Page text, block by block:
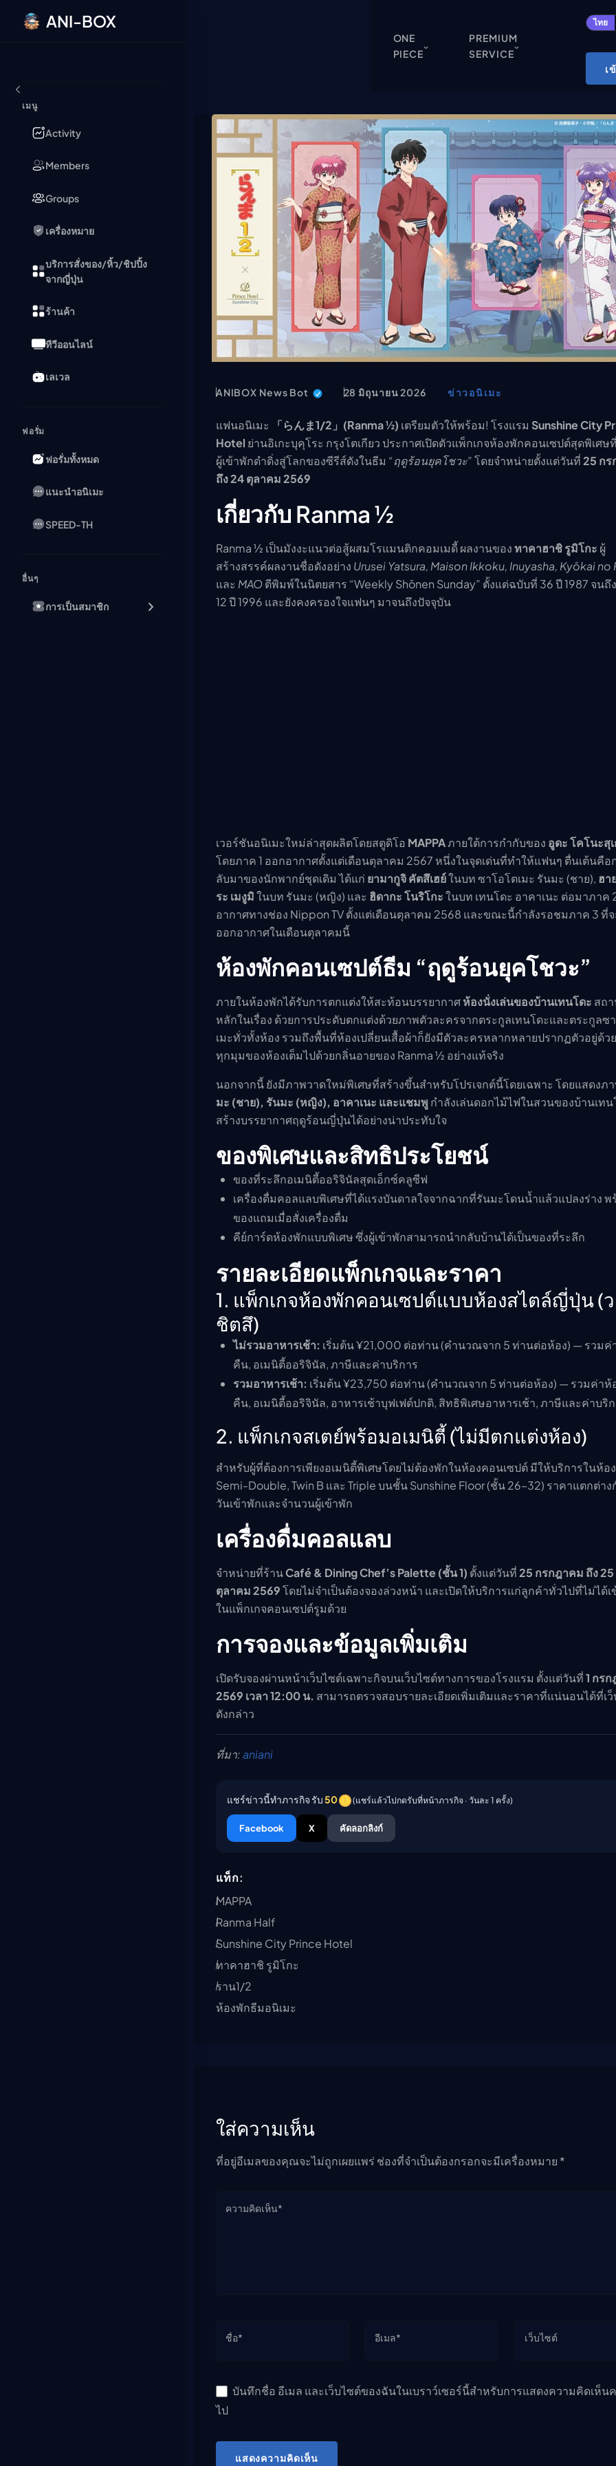
ข้ามไปยังเนื้อหา
ANI-BOX
เมนู
Activity
Members
Groups
เครื่องหมาย
บริการสั่งของ/หิ้ว/ชิปปิ้ง
จากญี่ปุ่น
ร้านค้า
ทีวีออนไลน์
เลเวล
ฟอรั่ม
ฟอรั่มทั้งหมด
แนะนำอนิเมะ
SPEED-TH
อื่นๆ
การเป็นสมาชิก
ONE
PIECE
PREMIUM
SERVICE
ไทย
เ
Cardlist
Collection
Deck Builder
My-Collection
Deck Library
Deck Share
PREMIUM SERVICE
ทีวีออนไลน์
แนะนำรายการทีวี
อนิเมะ
ตารางออกอากาศอนิเมะ
ตารางออกอากาศอนิเมะ
ANIBOX News Bot 28 มิถุนายน 2026 ข่าวอนิเมะ
แฟนอนิเมะ 「らんま1/2」(Ranma ½) เตรียมตัวให้พร้อม! โรงแรม Sunshine City
Hotel ย่านอิเกะบุคุโระ กรุงโตเกียว ประกาศเปิดตัวแพ็กเกจห้องพักคอนเซปต์สุดพิเศษ
ผู้เข้าพักดำดิ่งสู่โลกของซีรีส์ดังในธีม “ฤดูร้อนยุคโชวะ”โดยจำหน่ายตั้งแต่วันที่25 ก
ถึง 24 ตุลาคม 2569
เกี่ยวกับ Ranma ½
Ranma ½ เป็นมังงะแนวต่อสู้ผสมโรแมนติกคอมเมดี้ ผลงานของทาคาฮาชิ รูมิโกะ ผู้
สร้างสรรค์ผลงานชื่อดังอย่าง Urusei Yatsura, Maison Ikkoku, Inuyasha, Kyōkai no
และ MAOตีพิมพ์ในนิตยสาร “Weekly Shōnen Sunday” ตั้งแต่ฉบับที่ 36 ปี 1987 จนถึ
12 ปี 1996 และยังคงครองใจแฟนๆ มาจนถึงปัจจุบัน
เวอร์ชันอนิเมะใหม่ล่าสุดผลิตโดยสตูดิโอ MAPPAภายใต้การกำกับของ อูดะ โคโนะสุ
โดยภาค 1 ออกอากาศตั้งแต่เดือนตุลาคม 2567 หนึ่งในจุดเด่นที่ทำให้แฟนๆ ตื่นเต้นคือ
ลับมาของนักพากย์ชุดเดิม ได้แก่ ยามากูจิ คัตสึเฮย์ในบท ซาโอโตเมะ รันมะ (ชาย), ฮา
ระ เมงูมิในบท รันมะ (หญิง) และ ฮิดากะ โนริโกะในบท เทนโดะ อาคาเนะ ต่อมาภาค
อากาศทางช่อง Nippon TV ตั้งแต่เดือนตุลาคม 2568 และขณะนี้กำลังรอชมภาค 3 ที่จ
ออกอากาศในเดือนตุลาคมนี้
ห้องพักคอนเซปต์ธีม “ฤดูร้อนยุคโชวะ”
ภายในห้องพักได้รับการตกแต่งให้สะท้อนบรรยากาศห้องนั่งเล่นของบ้านเทนโดะ สถ
หลักในเรื่อง ด้วยการประดับตกแต่งด้วยภาพตัวละครจากตระกูลเทนโดะและตระกูลซ
เมะทั่วทั้งห้อง รวมถึงพื้นที่ห้องเปลี่ยนเสื้อผ้าก็ยังมีตัวละครหลากหลายปรากฏตัวอยู่ด้ว
ทุกมุมของห้องเต็มไปด้วยกลิ่นอายของ Ranma ½ อย่างแท้จริง
นอกจากนี้ ยังมีภาพวาดใหม่พิเศษที่สร้างขึ้นสำหรับโปรเจกต์นี้โดยเฉพาะ โดยแสดงภ
มะ (ชาย), รันมะ (หญิง), อาคาเนะ และแชมพู กำลังเล่นดอกไม้ไฟในสวนของบ้านเทน
สร้างบรรยากาศฤดูร้อนญี่ปุ่นได้อย่างน่าประทับใจ
ของพิเศษและสิทธิประโยชน์
ของที่ระลึกอเมนิตี้ออริจินัลสุดเอ็กซ์คลูซีฟ
เครื่องดื่มคอลแลบพิเศษที่ได้แรงบันดาลใจจากฉากที่รันมะโดนน้ำแล้วแปลงร่าง พ
ของแถมเมื่อสั่งเครื่องดื่ม
คีย์การ์ดห้องพักแบบพิเศษ ซึ่งผู้เข้าพักสามารถนำกลับบ้านได้เป็นของที่ระลึก
รายละเอียดแพ็กเกจและราคา
1. แพ็กเกจห้องพักคอนเซปต์แบบห้องสไตล์ญี่ปุ่น (
ชิตสึ)
ไม่รวมอาหารเช้า: เริ่มต้น ¥21,000 ต่อท่าน (คำนวณจาก 5 ท่านต่อห้อง) — รวมค่
คืน, อเมนิตี้ออริจินัล, ภาษีและค่าบริการ
รวมอาหารเช้า: เริ่มต้น ¥23,750 ต่อท่าน (คำนวณจาก 5 ท่านต่อห้อง) — รวมค่าห้อ
คืน, อเมนิตี้ออริจินัล, อาหารเช้าบุฟเฟต์ปกติ, สิทธิพิเศษอาหารเช้า, ภาษีและค่าบริ
2. แพ็กเกจสเตย์พร้อมอเมนิตี้ (ไม่มีตกแต่งห้อง)
สำหรับผู้ที่ต้องการเพียงอเมนิตี้พิเศษโดยไม่ต้องพักในห้องคอนเซปต์ มีให้บริการในห้อ
Semi-Double, Twin B และ Triple บนชั้น Sunshine Floor (ชั้น 26–32) ราคาแตกต่า
วันเข้าพักและจำนวนผู้เข้าพัก
เครื่องดื่มคอลแลบ
จำหน่ายที่ร้านCafé & Dining Chef’s Palette (ชั้น 1) ตั้งแต่วันที่25 กรกฎาคม ถึง 25
ตุลาคม 2569โดยไม่จำเป็นต้องจองล่วงหน้า และเปิดให้บริการแก่ลูกค้าทั่วไปที่ไม่ได้เ
ในแพ็กเกจคอนเซปต์รูมด้วย
การจองและข้อมูลเพิ่มเติม
เปิดรับจองผ่านหน้าเว็บไซต์เฉพาะกิจบนเว็บไซต์ทางการของโรงแรม ตั้งแต่วันที่1 กร
2569 เวลา 12:00 น. สามารถตรวจสอบรายละเอียดเพิ่มเติมและราคาที่แน่นอนได้ที่เ
ดังกล่าว
ที่มา:aniani
แชร์ข่าวนี้ทำภารกิจ รับ50 (แชร์แล้วไปกดรับที่หน้าภารกิจ · วันละ 1 ครั้ง)
Facebook X คัดลอกลิงก์
แท็ก:
MAPPA
Ranma Half
Sunshine City Prince Hotel
ทาคาฮาชิ รูมิโกะ
ราน1/2
ห้องพักธีมอนิเมะ
ใส่ความเห็น
ที่อยู่อีเมลของคุณจะไม่ถูกเผยแพร่ ช่องที่จำเป็นต้องกรอกจะมีเครื่องหมาย *
ความคิดเห็น*
ชื่อ* อีเมล* เว็บไซต์
บันทึกชื่อ อีเมล และเว็บไซต์ของฉันในเบราว์เซอร์นี้สำหรับการแสดงความคิดเห็น
ไป
แสดงความคิดเห็น